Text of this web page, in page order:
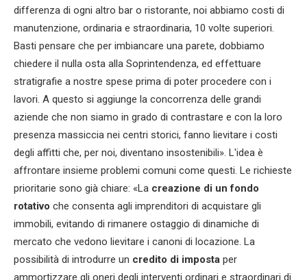
differenza di ogni altro bar o ristorante, noi abbiamo costi di
manutenzione, ordinaria e straordinaria, 10 volte superiori.
Basti pensare che per imbiancare una parete, dobbiamo
chiedere il nulla osta alla Soprintendenza, ed effettuare
stratigrafie a nostre spese prima di poter procedere con i
lavori. A questo si aggiunge la concorrenza delle grandi
aziende che non siamo in grado di contrastare e con la loro
presenza massiccia nei centri storici, fanno lievitare i costi
degli affitti che, per noi, diventano insostenibili». L'idea è
affrontare insieme problemi comuni come questi. Le richieste
prioritarie sono già chiare: «La creazione di un fondo
rotativo che consenta agli imprenditori di acquistare gli
immobili, evitando di rimanere ostaggio di dinamiche di
mercato che vedono lievitare i canoni di locazione. La
possibilità di introdurre un credito di imposta per
ammortizzare gli oneri degli interventi ordinari e straordinari di